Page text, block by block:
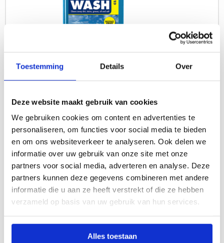
Toestemming Details Over
Deze website maakt gebruik van cookies
We gebruiken cookies om content en advertenties te
personaliseren, om functies voor social media te bieden
en om ons websiteverkeer te analyseren. Ook delen we
informatie over uw gebruik van onze site met onze
partners voor social media, adverteren en analyse. Deze
partners kunnen deze gegevens combineren met andere
informatie die u aan ze heeft verstrekt of die ze hebben
verzameld op basis van uw gebruik van hun services.
Alles toestaan
Boot Shampoo
Verwijdert vuil en vlekken, geconcentreerd, laat
rompen, dekken, chroom en beslag sprankelend
achter.
Lees meer
Lees
meer